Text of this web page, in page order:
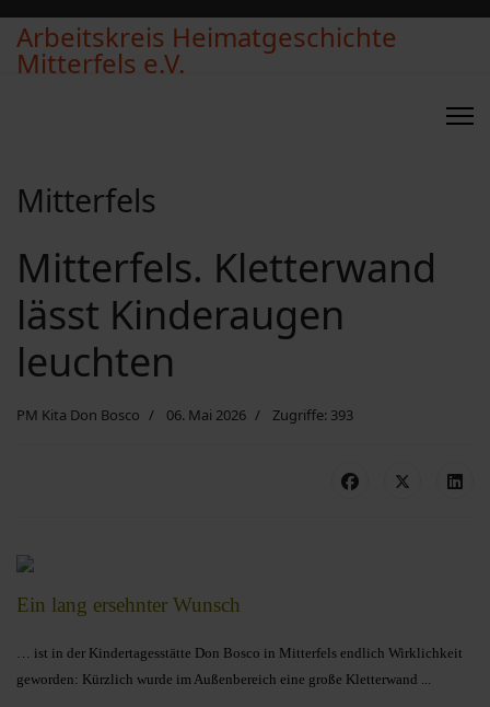
Arbeitskreis Heimatgeschichte
Mitterfels e.V.
Mitterfels
Mitterfels. Kletterwand
lässt Kinderaugen
leuchten
PM Kita Don Bosco 06. Mai 2026 Zugriffe: 393
Ein lang ersehnter Wunsch
… ist in der Kindertagesstätte Don Bosco in Mitterfels endlich Wirklichkeit
geworden: Kürzlich wurde im Außenbereich eine große Kletterwand ...